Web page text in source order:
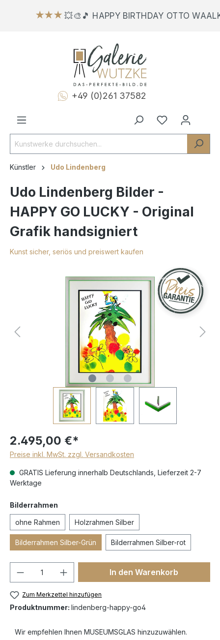
★★★💥🎨🎵 HAPPY BIRTHDAY OTTO
+49 (0)261 37582
Künstler Udo Lindenberg
Udo Lindenberg Bilder -
HAPPY GO LUCKY - Original
Grafik handsigniert
Kunst sicher, seriös und preiswert kaufen
2.495,00 €*
Preise inkl. MwSt. zzgl. Versandkosten
GRATIS Lieferung innerhalb Deutschlands, Lieferzeit 2-7
Werktage
Bilderrahmen
ohne Rahmen Holzrahmen Silber
Bilderrahmen Silber-Grün Bilderrahmen Silber-rot
In den Warenkorb
Zum Merkzettel hinzufügen
Produktnummer: lindenberg-happy-go4
Wir empfehlen Ihnen MUSEUMSGLAS hinzuzuwählen.